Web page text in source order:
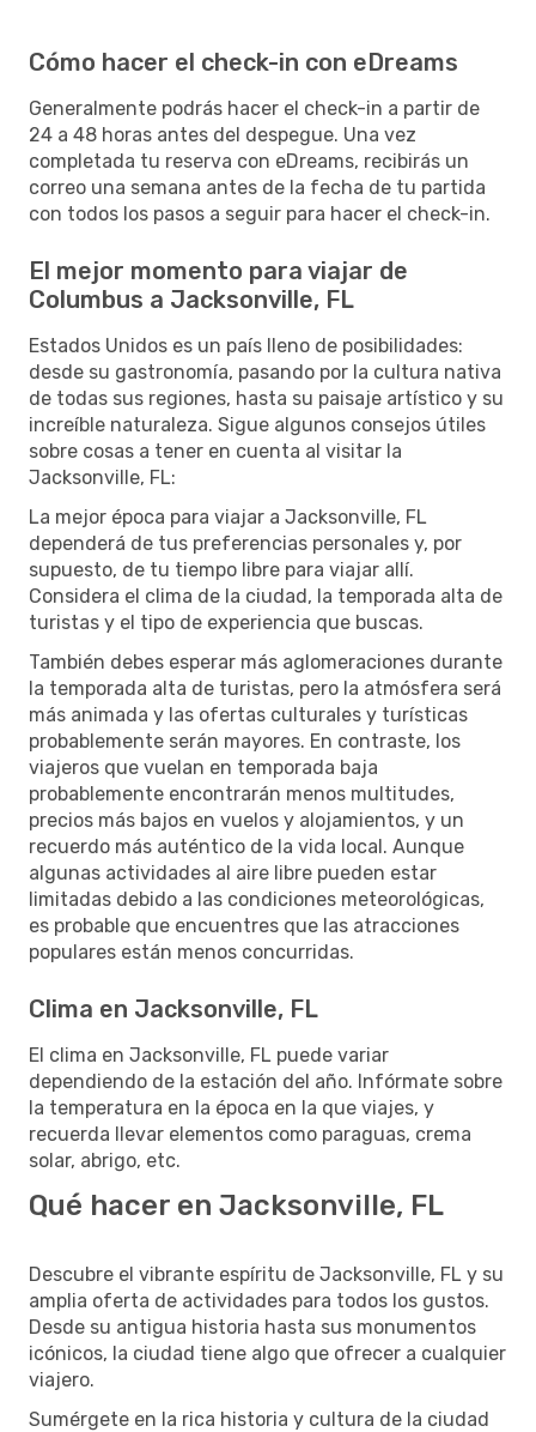
Cómo hacer el check-in con eDreams
Generalmente podrás hacer el check-in a partir de
24 a 48 horas antes del despegue. Una vez
completada tu reserva con eDreams, recibirás un
correo una semana antes de la fecha de tu partida
con todos los pasos a seguir para hacer el check-in.
El mejor momento para viajar de
Columbus a Jacksonville, FL
Estados Unidos es un país lleno de posibilidades:
desde su gastronomía, pasando por la cultura nativa
de todas sus regiones, hasta su paisaje artístico y su
increíble naturaleza. Sigue algunos consejos útiles
sobre cosas a tener en cuenta al visitar la
Jacksonville, FL:
La mejor época para viajar a Jacksonville, FL
dependerá de tus preferencias personales y, por
supuesto, de tu tiempo libre para viajar allí.
Considera el clima de la ciudad, la temporada alta de
turistas y el tipo de experiencia que buscas.
También debes esperar más aglomeraciones durante
la temporada alta de turistas, pero la atmósfera será
más animada y las ofertas culturales y turísticas
probablemente serán mayores. En contraste, los
viajeros que vuelan en temporada baja
probablemente encontrarán menos multitudes,
precios más bajos en vuelos y alojamientos, y un
recuerdo más auténtico de la vida local. Aunque
algunas actividades al aire libre pueden estar
limitadas debido a las condiciones meteorológicas,
es probable que encuentres que las atracciones
populares están menos concurridas.
Clima en Jacksonville, FL
El clima en Jacksonville, FL puede variar
dependiendo de la estación del año. Infórmate sobre
la temperatura en la época en la que viajes, y
recuerda llevar elementos como paraguas, crema
solar, abrigo, etc.
Qué hacer en Jacksonville, FL
Descubre el vibrante espíritu de Jacksonville, FL y su
amplia oferta de actividades para todos los gustos.
Desde su antigua historia hasta sus monumentos
icónicos, la ciudad tiene algo que ofrecer a cualquier
viajero.
Sumérgete en la rica historia y cultura de la ciudad